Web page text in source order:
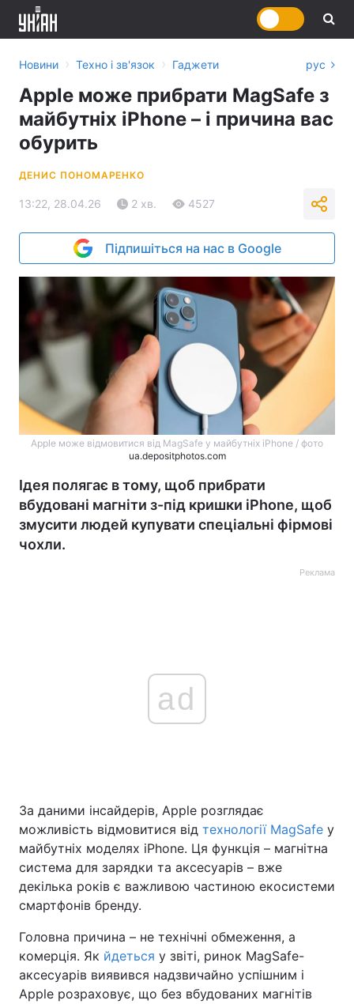
Україна Політика
Економіка Світ
Спорт
Техно і зв'язок
Інциденти
Здоров'я Туризм
Новини › Техно і зв'язок › Гаджети рус
Apple може прибрати MagSafe з
майбутніх iPhone – і причина вас
обурить
ДЕНИС ПОНОМАРЕНКО
13:22, 28.04.26 2 хв. 4527
Підпишіться на нас в Google
Apple може відмовитися від MagSafe у майбутніх iPhone / фото
ua.depositphotos.com
Ідея полягає в тому, щоб прибрати
вбудовані магніти з-під кришки iPhone, щоб
змусити людей купувати спеціальні фірмові
чохли.
Реклама
ad
За даними інсайдерів, Apple розглядає
можливість відмовитися від технології MagSafe у
майбутніх моделях iPhone. Ця функція – магнітна
система для зарядки та аксесуарів – вже
декілька років є важливою частиною екосистеми
смартфонів бренду.
Головна причина – не технічні обмеження, а
комерція. Як йдеться у звіті, ринок MagSafe-
аксесуарів виявився надзвичайно успішним і
Apple розраховує, що без вбудованих магнітів